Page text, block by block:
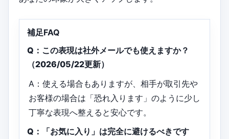
補足FAQ
Q：この表現は社外メールでも使えますか？
（2026/05/22更新）
A：使える場合もありますが、相手が取引先や
お客様の場合は「恐れ入ります」のように少し
丁寧な表現へ整えると安心です。
Q：「お気に入り」は完全に避けるべきです